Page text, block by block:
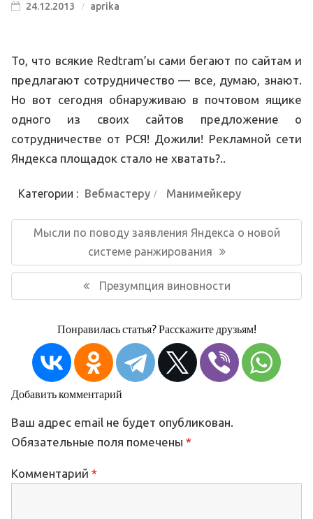
24.12.2013 aprika
То, что всякие Redtram’ы сами бегают по сайтам и
предлагают сотрудничество — все, думаю, знают.
Но вот сегодня обнаруживаю в почтовом ящике
одного из своих сайтов предложение о
сотрудничестве от РСЯ! Дожили! Рекламной сети
Яндекса площадок стало не хватать?..
Категории : Вебмастеру Манимейкеру
Предыдущая
Мысли по поводу заявления Яндекса о новой
системе ранжирования
Следующая
запись:
Презумпция виновности
Понравилась статья? Расскажите друзьям!
Добавить комментарий
Ваш адрес email не будет опубликован.
Обязательные поля помечены *
Комментарий *